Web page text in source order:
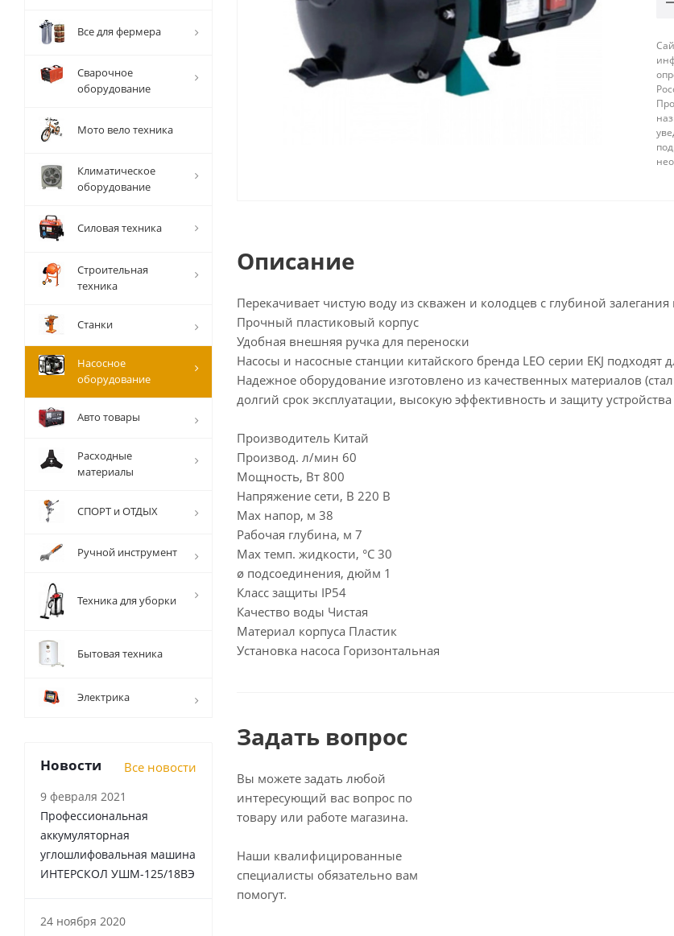
Описание
Перекачивает чистую воду из скважен и колодцев с глубиной
Прочный пластиковый корпус
Удобная внешняя ручка для переноски
Насосы и насосные станции китайского бренда LEO серии EKJ
Надежное оборудование изготовлено из качественных материалов
долгий срок эксплуатации, высокую эффективность и защиту
Производитель Китай
Производ. л/мин 60
Мощность, Вт 800
Напряжение сети, В 220 В
Max напор, м 38
Рабочая глубина, м 7
Max темп. жидкости, °С 30
ø подсоединения, дюйм 1
Класс защиты IP54
Качество воды Чистая
Материал корпуса Пластик
Установка насоса Горизонтальная
Задать вопрос
Вы можете задать любой
интересующий вас вопрос по
товару или работе магазина.
Наши квалифицированные
специалисты обязательно вам
помогут.
Все для фермера
Сварочное
оборудование
Мото вело техника
Климатическое
оборудование
Силовая техника
Строительная
техника
Станки
Насосное
оборудование
Авто товары
Расходные
материалы
СПОРТ и ОТДЫХ
Ручной инструмент
Техника для уборки
Бытовая техника
Электрика
Новости Все новости
9 февраля 2021
Профессиональная
аккумуляторная
углошлифовальная машина
ИНТЕРСКОЛ УШМ-125/18ВЭ
24 ноября 2020